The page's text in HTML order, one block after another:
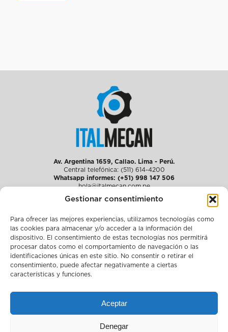
Gestionar consentimiento
Para ofrecer las mejores experiencias, utilizamos tecnologías como
las cookies para almacenar y/o acceder a la información del
dispositivo. El consentimiento de estas tecnologías nos permitirá
procesar datos como el comportamiento de navegación o las
identificaciones únicas en este sitio. No consentir o retirar el
consentimiento, puede afectar negativamente a ciertas
características y funciones.
Aceptar
Denegar
Av. Argentina 1659, Callao. Lima - Perú.
Central telefónica: (511) 614-4200
Whatsapp informes: (+51) 998 147 506
hola@italmecan.com.pe
Quiénes somos
Soluciones integrales
Media
Únete a nosotros
Sostenibilidad
Cumplimiento
Canal de denuncias y consultas/sugerencias
Políticas de cookies